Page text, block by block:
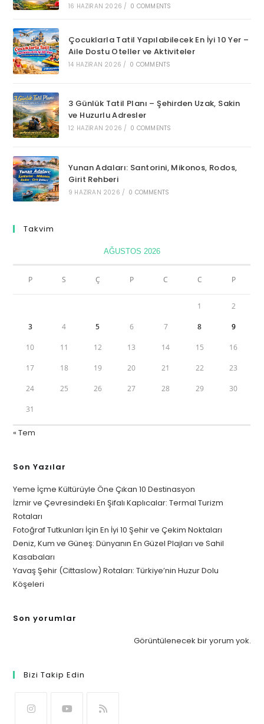
16 HAZIRAN 2026 / 0 COMMENTS
Çocuklarla Tatil Yapılabilecek En İyi 10 Yer –
Aile Dostu Oteller ve Aktiviteler
14 HAZIRAN 2026 / 0 COMMENTS
3 Günlük Tatil Planı – Şehirden Uzak, Sakin
ve Huzurlu Adresler
12 HAZIRAN 2026 / 0 COMMENTS
Yunan Adaları: Santorini, Mikonos, Rodos,
Girit Rehberi
9 HAZIRAN 2026 / 0 COMMENTS
Takvim
AĞUSTOS 2026
P S Ç P C C P
1 2
3 4 5 6 7 8 9
10 11 12 13 14 15 16
17 18 19 20 21 22 23
24 25 26 27 28 29 30
31
« Tem
Son Yazılar
Yeme İçme Kültürüyle Öne Çıkan 10 Destinasyon
İzmir ve Çevresindeki En Şifalı Kaplıcalar: Termal Turizm
Rotaları
Fotoğraf Tutkunları İçin En İyi 10 Şehir ve Çekim Noktaları
Deniz, Kum ve Güneş: Dünyanın En Güzel Plajları ve Sahil
Kasabaları
Yavaş Şehir (Cittaslow) Rotaları: Türkiye’nin Huzur Dolu
Köşeleri
Son yorumlar
Görüntülenecek bir yorum yok.
Bizi Takip Edin